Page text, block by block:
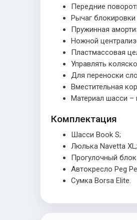
Передние
Рычаг
Пружинная
Ножной
Пластмассовая
Управлять
Для переноски
Вместительная
Материал шасси –
Комплектация
Шасси Book S;
Люлька Navetta XL;
Прогулочный
Автокресло Peg
Сумка Borsa Elite.